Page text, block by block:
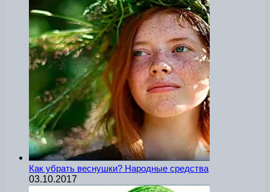
Как убрать веснушки? Народные средства
03.10.2017